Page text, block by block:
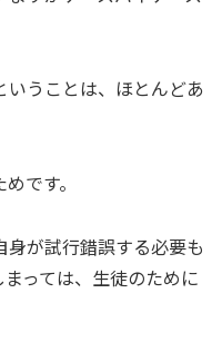
いうことは、ほとんどあ
です。
が試行錯誤する必要も
っては、生徒のために